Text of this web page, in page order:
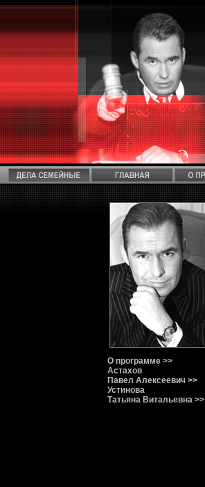
О программе >>
Астахов
Павел Алексеевич >>
Устинова
Татьяна Витальевна >>